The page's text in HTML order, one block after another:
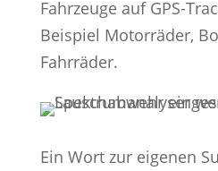
Fahrzeuge auf GPS-
Beispiel Motorräder,
Fahrräder.
Ein Wort zur eigenen